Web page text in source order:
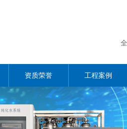
资质荣誉 工程案例